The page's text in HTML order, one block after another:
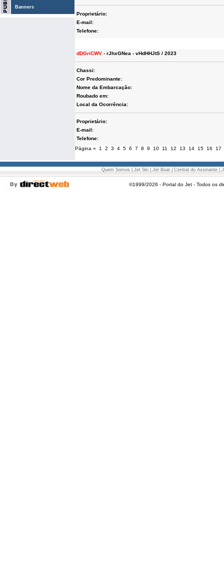
Banners
Proprietário:
E-mail:
Telefone:
dDGriCWV - rJhxGNea - vHdHHJtS / 2023
Chassi:
Cor Predominante:
Nome da Embarcação:
Roubado em:
Local da Ocorrência:
Proprietário:
E-mail:
Telefone:
Página « 1 2 3 4 5 6 7 8 9 10 11 12 13 14 15 16 17
Quem Somos Jet Ski Jet Boat Central do Assinante
©1999/2026 - Portal do Jet - Todos os